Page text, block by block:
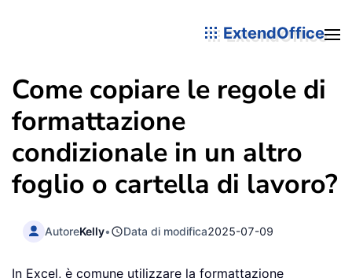
ExtendOffice
Come copiare le regole di
formattazione
condizionale in un altro
foglio o cartella di lavoro?
AutoreKelly• Data di modifica2025-07-09
In Excel, è comune utilizzare la formattazione